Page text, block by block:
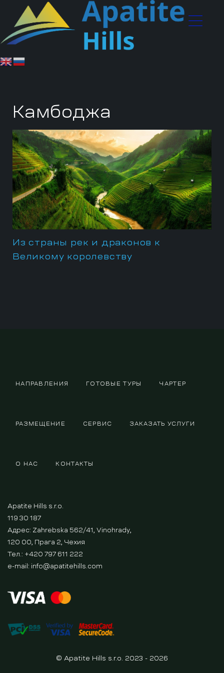
Камбоджа
Из страны рек и драконов к
Великому королевству
НАПРАВЛЕНИЯ ГОТОВЫЕ ТУРЫ ЧАРТЕР
РАЗМЕЩЕНИЕ СЕРВИС ЗАКАЗАТЬ УСЛУГИ
О НАС КОНТАКТЫ
Apatite Hills s.r.o.
119 30 187
Адрес: Zahrebska 562/41, Vinohrady,
120 00, Прага 2, Чехия
Тел.: +420 797 611 222
e-mail: info@apatitehills.com
© Apatite Hills s.r.o. 2023 - 2026